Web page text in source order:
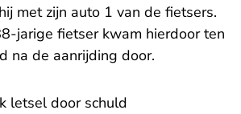
met zijn auto 1 van de fietsers.
jarige fietser kwam hierdoor ten
na de aanrijding door.
letsel door schuld